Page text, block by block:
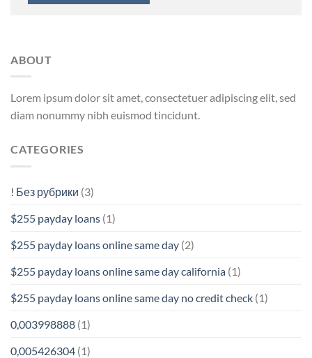
ABOUT
Lorem ipsum dolor sit amet, consectetuer adipiscing elit, sed
diam nonummy nibh euismod tincidunt.
CATEGORIES
! Без рубрики (3)
$255 payday loans (1)
$255 payday loans online same day (2)
$255 payday loans online same day california (1)
$255 payday loans online same day no credit check (1)
0,003998888 (1)
0,005426304 (1)